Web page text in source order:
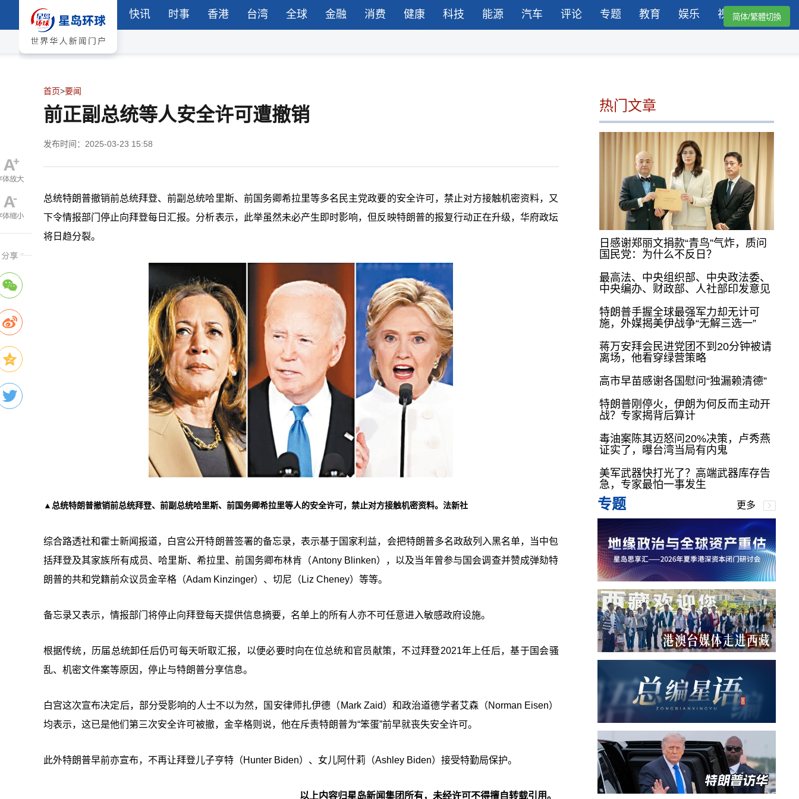
快讯 时事 香港 台湾 全球 金融 消费 健康 科技 能源 汽车 评论 专题 教育 娱乐 视频简体/繁體切換
首页>要闻
前正副总统等人安全许可遭撤销
发布时间：2025-03-23 15:58
总统特朗普撤销前总统拜登、前副总统哈里斯、前国务卿希拉里等多名民主党政要的安全许可，禁止对方接触机密资料，又
下令情报部门停止向拜登每日汇报。分析表示，此举虽然未必产生即时影响，但反映特朗普的报复行动正在升级，华府政坛
将日趋分裂。
▲总统特朗普撤销前总统拜登、前副总统哈里斯、前国务卿希拉里等人的安全许可，禁止对方接触机密资料。法新社
综合路透社和霍士新闻报道，白宫公开特朗普签署的备忘录，表示基于国家利益，会把特朗普多名政敌列入黑名单，当中包
括拜登及其家族所有成员、哈里斯、希拉里、前国务卿布林肯（Antony Blinken），以及当年曾参与国会调查并赞成弹劾特
朗普的共和党籍前众议员金辛格（Adam Kinzinger）、切尼（Liz Cheney）等等。
备忘录又表示，情报部门将停止向拜登每天提供信息摘要，名单上的所有人亦不可任意进入敏感政府设施。
根据传统，历届总统卸任后仍可每天听取汇报，以便必要时向在位总统和官员献策，不过拜登2021年上任后，基于国会骚
乱、机密文件案等原因，停止与特朗普分享信息。
白宫这次宣布决定后，部分受影响的人士不以为然，国安律师扎伊德（Mark Zaid）和政治道德学者艾森（Norman Eisen）
均表示，这已是他们第三次安全许可被撤，金辛格则说，他在斥责特朗普为“笨蛋”前早就丧失安全许可。
此外特朗普早前亦宣布，不再让拜登儿子亨特（Hunter Biden）、女儿阿什莉（Ashley Biden）接受特勤局保护。
以上内容归星岛新闻集团所有，未经许可不得擅自转载引用。
热门文章
日感谢郑丽文捐款“青鸟”气炸，质问
国民党：为什么不反日？
最高法、中央组织部、中央政法委、
中央编办、财政部、人社部印发意见
特朗普手握全球最强军力却无计可
施，外媒揭美伊战争“无解三选一”
蒋万安拜会民进党团不到20分钟被请
离场，他看穿绿营策略
高市早苗感谢各国慰问“独漏赖清德”
特朗普刚停火，伊朗为何反而主动开
战？专家揭背后算计
毒油案陈其迈怒问20%决策，卢秀燕
证实了，曝台湾当局有内鬼
美军武器快打光了？高端武器库存告
急，专家最怕一事发生
专题 更多